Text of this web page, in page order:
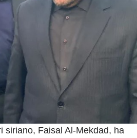
siriano, Faisal Al-Mekdad, ha